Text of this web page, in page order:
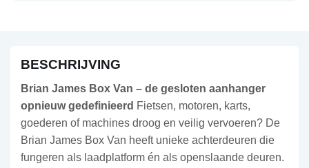
BESCHRIJVING
Brian James Box Van – de gesloten aanhanger
opnieuw gedefinieerd Fietsen, motoren, karts,
goederen of machines droog en veilig vervoeren? De
Brian James Box Van heeft unieke achterdeuren die
fungeren als laadplatform én als openslaande deuren.